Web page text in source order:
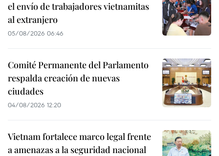
el envío de trabajadores vietnamitas
al extranjero
05/08/2026 06:46
Comité Permanente del Parlamento
respalda creación de nuevas
ciudades
04/08/2026 12:20
Vietnam fortalece marco legal frente
a amenazas a la seguridad nacional